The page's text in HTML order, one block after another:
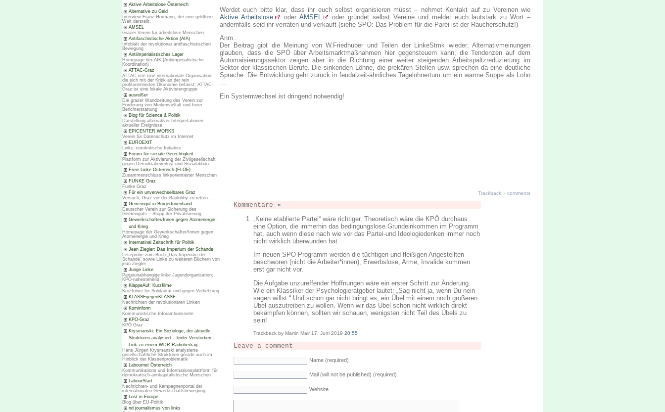
Aktive Arbeitslose Österreich
Alternative zu Geld
Interview Franz Hörmann, der eine geldfreie
Welt darstellt.
AMSEL
Grazer Verein für arbeitslose Menschen
Antifaschistische Aktion (AfA)
Infoblatt der revolutionär antifaschistischen
Bewegung
Antiimperialistisches Lager
Homepage der AIK (Antiimperialistische
Koordination)
ATTAC-Graz
ATTAC iste eine internationale Organisation,
die sich mit der Kritik an der rein
profitorientierten Ökonomie befasst; ATTAC-
Graz ist eine lokale Aktivistengruppe
ausreißer
Die grazer Wandzeitung des Verein zur
Förderung von Medienvielfalt und freier
Berichterstattung
Blog für Science & Politik
Darstellung alternativer Interpretationen
aktueller Ereignisse
EPICENTER.WORKS
Verein für Datenschutz im Internet
EUROEXIT
Linke, eurokritische Initiative
Forum für soziale Gerechtigkeit
Plattform zur Aktivierung der Zivilgesellschaft
gegen Demokratieverlust und Sozialabbau
Freie Linke Österreich (FLOE)
Zusammenschluss linksorientierter Menschen
FUNKE Graz
Funke Graz
Für ein unverwechselbares Graz
Versuch, Graz vor der Baulobby zu retten ..
Gemeingut in BürgerInnenhand
Deutscher Verein zur Sicherung des
Gemeinguts – Stopp der Privatisierung
Gewerkschafter/Innen gegen Atomenergie
und Krieg
Homepage der Gewerkschafter/Innen gegen
Atomenergie und Krieg
Internatinal Zeitschrift für Politik
Jean Ziegler: Das Imperium der Schande
Leseprobe zum Buch „Das Imperium der
Schande“ sowie Links zu weiteren Büchern von
jean Ziegler
Junge Linke
Parteiunabhängige linke Jugendorganisation;
KPÖ-nahestehend
KlappeAuf: Kurzfilme
Kurzfülme für Solidarität und gegen Verhetzung
KLASSEgegenKLASSE
Nachrichten der revolutionären Linken
Kominform
Kommunistische Inforamtionsseite
KPÖ-Graz
KPÖ Graz
Krysmanski: Ein Soziologe, der aktuelle
Strukturen analysiert – leider Verstorben –
Link zu einem WDR-Radiobeitrag
Hans Jürgen Krysmanski analysierte
gesellschaftliche Strukturen gerade auch im
Hinblick der Klassenproblematik
Labournet Österreich
Kommunikations und Informationsplattform für
demokratisch-antikapitalistische Menschen
LabourStart
Nachrichten- und Kampagnenportal der
internationalen Gewerkschaftsbewegung
Lost in Europe
Blog über EU-Politik
nd journalismus von links
Werdet euch bitte klar, dass ihr euch selbst organisieren müsst – nehmet Kontakt auf zu Vereinen wie
Aktive Arbeitslose
oder AMSEL
oder gründet selbst Vereine und meldet euch lautstark zu Wort –
andernfalls seid ihr verraten und verkauft (siehe SPÖ: Das Problem für die Parei ist der Raucherschutz!)
Anm.:
Der Beitrag gibt die Meinung von W.Friedhuber und Teilen der LinkeStmk wieder; Alternativmeinungen
glauben, dass die SPÖ über Arbeitsmarktmaßnahmen hier gegensteuern kann; die Tendenzen auf dem
Automaisierungssektor zeigen aber in die Richtung einer weiter steigenden Arbeitspaltzreduzierung im
Sektor der klassischen Berufe. Die sinkenden Löhne, die prekären Stellen usw. sprechen da eine deutliche
Sprache. Die Entwicklung geht zurück in feudalzeit-ähnliches Tagelöhnertum um ein warme Suppe als Lohn
…
Ein Systemwechsel ist dringend notwendig!
Trackback · comments
Kommentare »
„Keine etablierte Partei“ wäre richtiger. Theoretisch wäre die KPÖ durchaus
eine Option, die immerhin das bedingungslose Grundeinkommen im Programm
hat, auch wenn diese nach wie vor das Partei-und Ideologiedenken immer noch
nicht wirklich überwunden hat.
Im neuen SPÖ-Programm werden die tüchtigen und fleißigen Angestellten
beschworen (nicht die Arbeiter*innen), Erwerbslose, Arme, Invalide kommen
erst gar nicht vor.
Die Aufgabe unzureffender Hoffnungen wäre ein erster Schritt zur Änderung.
Wie ein Klassiker der Psychologieratgeber lautet: „Sag nicht ja, wenn Du nein
sagen willst.“ Und schon gar nicht bringt es, ein Übel mit einem noch größeren
Übel auszutreiben zu wollen. Wenn wir das Übel schon nicht wirklich direkt
bekämpfen können, sollten wir schauen, wenigsten nicht Teil des Übels zu
sein!
Trackback by Martin Mair 17. Juni 2019 20:55
Leave a comment
Name (required)
Mail (will not be published) (required)
Website